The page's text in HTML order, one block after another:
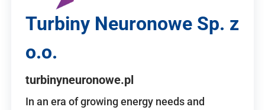
Turbiny Neuronowe Sp. z
o.o.
turbinyneuronowe.pl
In an era of growing energy needs and